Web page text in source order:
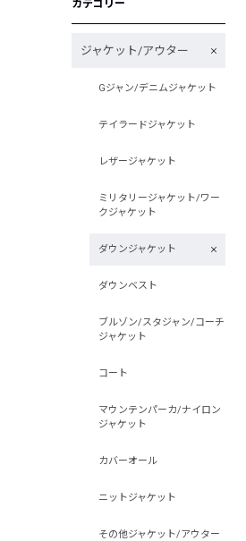
カテゴリー
ジャケット/アウター
Gジャン/デニムジャケット
テイラードジャケット
レザージャケット
ミリタリージャケット/ワー
クジャケット
ダウンジャケット
ダウンベスト
ブルゾン/スタジャン/コーチ
ジャケット
コート
マウンテンパーカ/ナイロン
ジャケット
カバーオール
ニットジャケット
その他ジャケット/アウター
別注限定 ピグメントダイ バックプリント サー